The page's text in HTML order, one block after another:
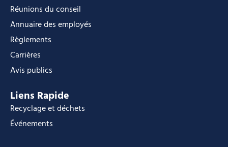
Réunions du conseil
Annuaire des employés
Règlements
Carrières
Avis publics
Liens Rapide
Recyclage et déchets
Événements